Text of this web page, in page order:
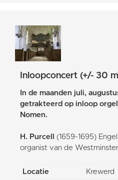
Inloopconcert (+/- 30
In de maanden juli,
getrakteerd op inloop
Nomen.
H. Purcell
(1659-1695)
organist van de
Locatie
Krewerd